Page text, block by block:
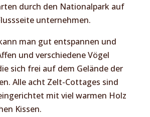
durch den Nationalpark auf
unternehmen.
man gut entspannen und
und verschiedene Vögel
sich frei auf dem Gelände der
Alle acht Zelt-Cottages sind
mit viel warmen Holz
Kissen.